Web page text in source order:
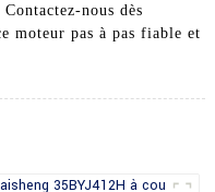
nous dès
moteur pas à pas fiable et